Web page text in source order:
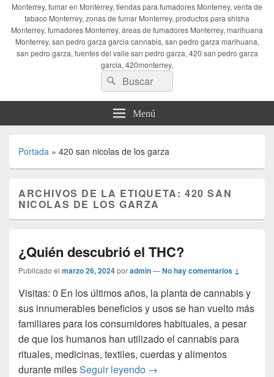
Monterrey, fumar en Monterrey, tiendas para fumadores Monterrey, venta de
tabaco Monterrey, zonas de fumar Monterrey, productos para shisha
Monterrey, fumadores Monterrey, áreas de fumadores Monterrey, marihuana
Monterrey, san pedro garza garcia cannabis, san pedro garza marihuana,
san pedro garza, fuentes del valle san pedro garza, 420 san pedro garza
garcia, 420monterrey,
Buscar
por:
Buscar
Menú
Portada » 420 san nicolas de los garza
ARCHIVOS DE LA ETIQUETA:420 SAN
NICOLAS DE LOS GARZA
¿Quién descubrió el THC?
Publicado el marzo 26, 2024poradmin—No hay comentarios ↓
Visitas: 0 En los últimos años, la planta de cannabis y
sus innumerables beneficios y usos se han vuelto más
familiares para los consumidores habituales, a pesar
de que los humanos han utilizado el cannabis para
rituales, medicinas, textiles, cuerdas y alimentos
durante milesSeguir leyendo ¿Quién descubrió el THC?
→